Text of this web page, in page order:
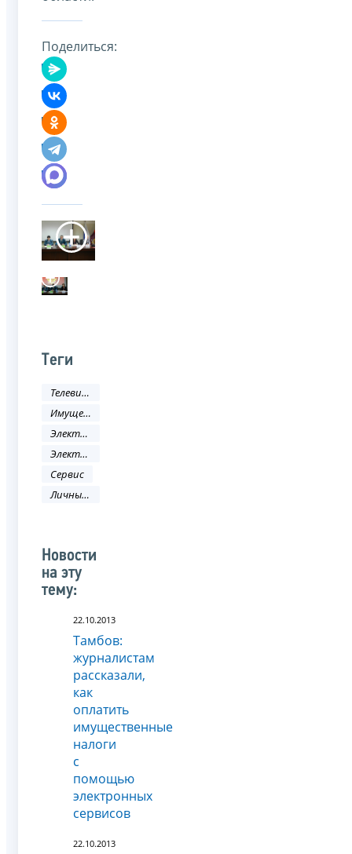
Поделиться:
Теги
Телевидение
Имущественные налоги
Электронные услуги
Электронные сервисы
Сервис
Личный кабинет
Новости
на эту
тему:
22.10.2013
Тамбов:
журналистам
рассказали,
как
оплатить
имущественные
налоги
с
помощью
электронных
сервисов
22.10.2013